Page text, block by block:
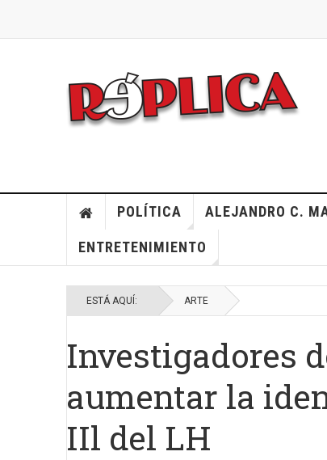
POLÍTICA ALEJANDRO C.
ENTRETENIMIENTO
ESTÁ AQUÍ: ARTE
Investigadores
aumentar la
IIl del LH